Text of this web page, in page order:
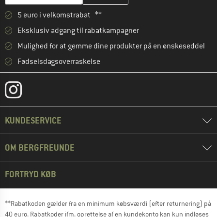
5 euro i velkomstrabat **
Eksklusiv adgang til rabatkampagner
Mulighed for at gemme dine produkter på en ønskeseddel
Fødselsdagsoverraskelse
KUNDESERVICE
OM BERGFREUNDE
FORTRYD KØB
**Rabatkoden gælder fra en minimum købsværdi (efter returnering) på
40 euro. Rabatkoder ifm. oprettelse af en kundekonto kan kun indløses